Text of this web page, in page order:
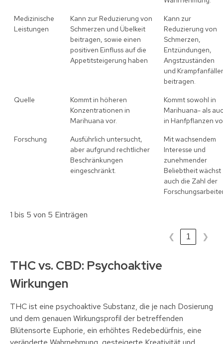
Medizinische
Leistungen
Kann zur Reduzierung von
Schmerzen und Übelkeit
beitragen, sowie einen
positiven Einfluss auf die
Appetitsteigerung haben
Kann zur
Reduzierung von
Schmerzen,
Entzündungen,
Angstzuständen
und
beitragen.
Quelle
Kommt in höheren
Konzentrationen in
Marihuana vor.
Kommt sowohl in
Marihuana- als
in Hanfpflanzen
Forschung
Ausführlich untersucht,
aber aufgrund rechtlicher
Beschränkungen
eingeschränkt.
Mit wachsendem
Interesse und
zunehmender
Beliebtheit wächst
auch die Zahl der
1 bis 5 von 5 Einträgen
❮ 1 ❯
THC vs. CBD: Psychoaktive
Wirkungen
THC ist eine psychoaktive Substanz, die je nach Dosierung
und dem genauen Wirkungsprofil der betreffenden
Blütensorte Euphorie, ein erhöhtes Redebedürfnis, eine